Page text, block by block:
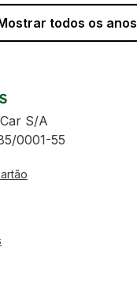
todos os anos
S/A
0001-55